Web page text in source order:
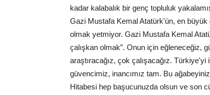
kadar kalabalık bir genç topluluk
Gazi Mustafa Kemal Atatürk'ün, en
olmak yetmiyor. Gazi Mustafa Kemal
çalışkan olmak”. Onun için eğleneceğiz,
araştıracağız, çok çalışacağız.
güvencimiz, inancımız tam. Bu
Hitabesi hep başucunuzda olsun ve son